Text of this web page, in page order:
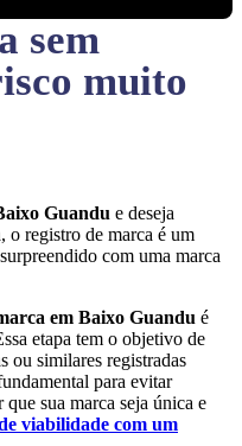
sem
muito
Guandu e deseja
o registro de marca é um
com uma marca
em Baixo Guandu é
etapa tem o objetivo de
ou similares registradas
para evitar
sua marca seja única e
viabilidade com um